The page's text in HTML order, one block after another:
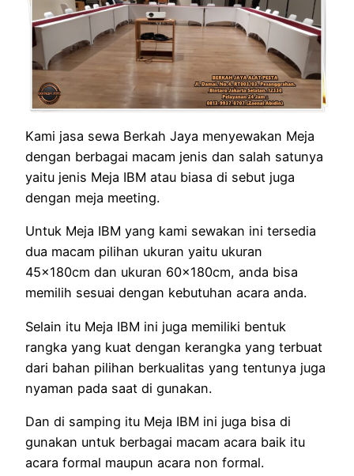
Kami jasa sewa Berkah Jaya menyewakan Meja
dengan berbagai macam jenis dan salah satunya
yaitu jenis Meja IBM atau biasa di sebut juga
dengan meja meeting.
Untuk Meja IBM yang kami sewakan ini tersedia
dua macam pilihan ukuran yaitu ukuran
45x180cm dan ukuran 60x180cm, anda bisa
memilih sesuai dengan kebutuhan acara anda.
Selain itu Meja IBM ini juga memiliki bentuk
rangka yang kuat dengan kerangka yang terbuat
dari bahan pilihan berkualitas yang tentunya juga
nyaman pada saat di gunakan.
Dan di samping itu Meja IBM ini juga bisa di
gunakan untuk berbagai macam acara baik itu
acara formal maupun acara non formal.